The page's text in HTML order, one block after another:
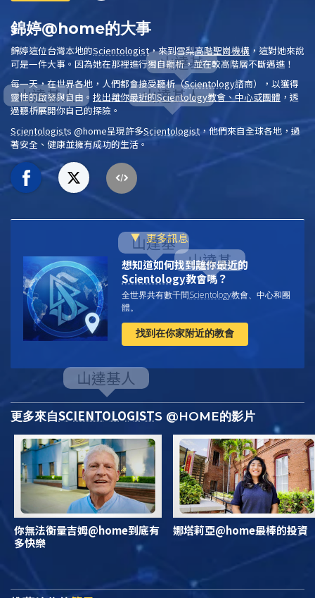
錦婷@home的大事
錦婷這位台灣本地的Scientologist，來到雪梨高階聖崗機構 ，這對她來說
可是一件大事。因為她在那裡進行獨自聽析，並在較高階層不斷邁進！
每一天，在世界各地，人們都會接受聽析（Scientology諮商），以獲得
靈性的啟發與自由。 找出離你最近的Scientology教會、中心或團體 ，透
過聽析展開你自己的探險。
Scientologists @home呈現許多Scientologist ，他們來自全球各地，過
著安全、健康並擁有成功的生活。
更多訊息
想知道如何找到離你最近的
Scientology教會嗎？
全世界共有數千間Scientology教會、中心和團
體。
找到在你家附近的教會
更多來自SCIENTOLOGISTS @HOME的影片
你無法衡量吉姆@home到底有
多快樂
娜塔莉亞@home最棒的投資